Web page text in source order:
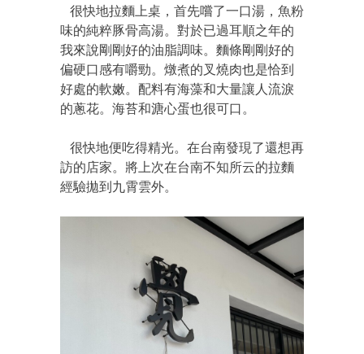
很快地拉麵上桌，首先嚐了一口湯，魚粉
味的純粹豚骨高湯。對於已過耳順之年的
我來說剛剛好的油脂調味。麵條剛剛好的
偏硬口感有嚼勁。燉煮的叉燒肉也是恰到
好處的軟嫩。配料有海藻和大量讓人流淚
的蔥花。海苔和溏心蛋也很可口。
很快地便吃得精光。在台南發現了還想再
訪的店家。將上次在台南不知所云的拉麵
經驗拋到九霄雲外。